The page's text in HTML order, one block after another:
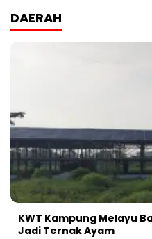
DAERAH
KWT Kampung Melayu
Jadi Ternak Ayam